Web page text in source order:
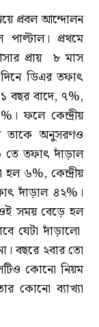
প্রবল আন্দোলন
প্রথমে
প্রায় ৮ মাস
ডিএর তফাৎ
বছর বাদে, ৭%,
ফলে কেন্দ্রীয়
তাকে অনুসরণও
তফাৎ দাঁড়াল
৬%, কেন্দ্রীয়
দাঁড়াল ৪২%।
সময় বেড়ে হল
যেটা দাঁড়ালো
বছরে ২বার তো
কোনো নিয়ম
কোনো ব্যাখ্যা